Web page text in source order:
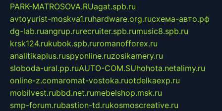
PARK-MATROSOVA.RUagat.spb.ru
avtoyurist-moskva1.ruhardware.org.ruсхема-авто.рф
dg-lab.ruangrup.rurecruiter.spb.rumusic8.spb.ru
krsk124.rukubok.spb.ruromanofforex.ru
analitikaplus.ruspyonline.ruzosikamery.ru
sloboda-ural.pp.ruAUTO-COM.SUhohota.netalimy.ru
online-z.comaromat-vostoka.ruotdelkaexp.ru
mobilvest.rubbd.net.rumebelshop.msk.ru
smp-forum.rubastion-td.rukosmoscreative.ru